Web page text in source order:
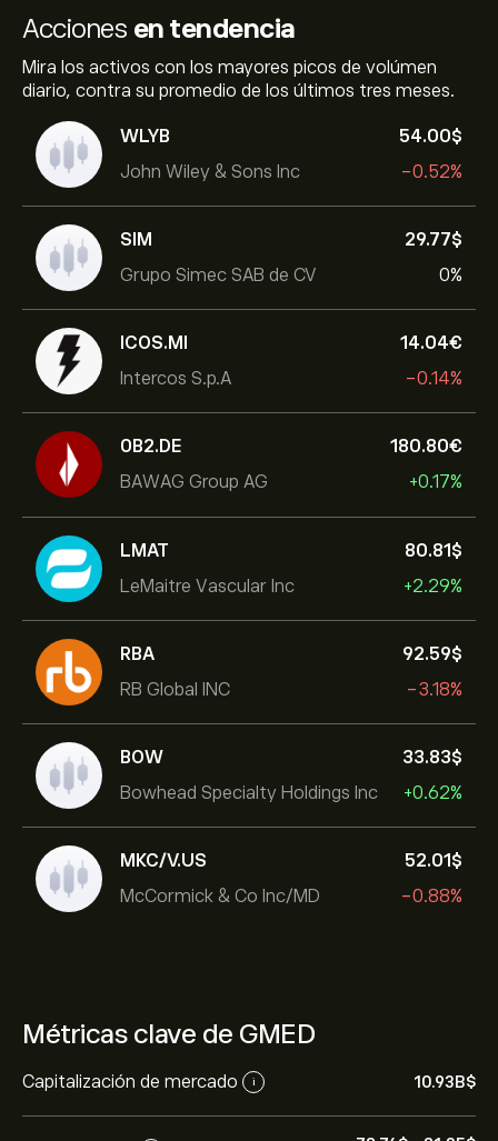
Acciones en tendencia
Mira los activos con los mayores picos de volúmen
diario, contra su promedio de los últimos tres meses.
WLYB
John Wiley & Sons Inc
54.00‎$‎
-0.52%
SIM
Grupo Simec SAB de CV
29.77‎$‎
0%
ICOS.MI
Intercos S.p.A
14.04‎€‎
-0.14%
0B2.DE
BAWAG Group AG
180.80‎€‎
+0.17%
LMAT
LeMaitre Vascular Inc
80.81‎$‎
+2.29%
RBA
RB Global INC
92.59‎$‎
-3.18%
BOW
Bowhead Specialty Holdings Inc
33.83‎$‎
+0.62%
MKC/V.US
McCormick & Co Inc/MD
52.01‎$‎
-0.88%
Métricas clave de GMED
Capitalización de mercado i 10.93B‎$‎